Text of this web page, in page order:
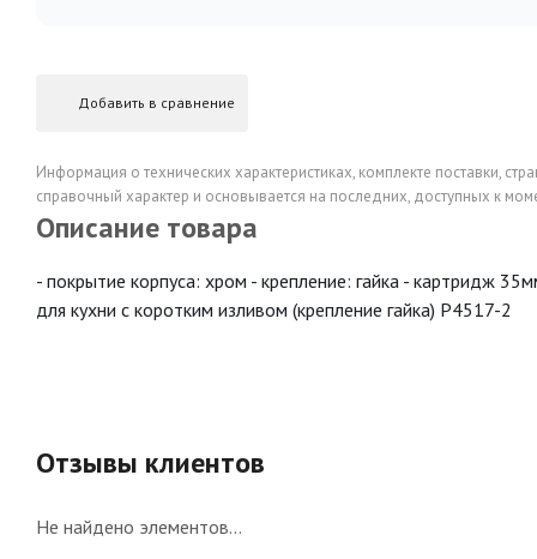
Добавить в сравнение
Информация о технических характеристиках, комплекте поставки,
справочный характер и основывается на последних, доступных к
Описание товара
- покрытие корпуса: хром - крепление: гайка - картридж
для кухни с коротким изливом (крепление гайка) P4517-2
Отзывы клиентов
Не найдено элементов...